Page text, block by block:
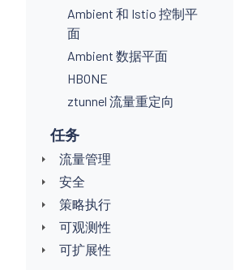
Ambient 和 Istio 控制平
面
Ambient 数据平面
HBONE
ztunnel 流量重定向
任务
流量管理
安全
策略执行
可观测性
可扩展性